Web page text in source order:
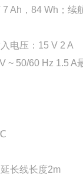
Ah，84 Wh；
电压：15 V 2 A
~ 50/60 Hz 1.5 A
延长线长度2m